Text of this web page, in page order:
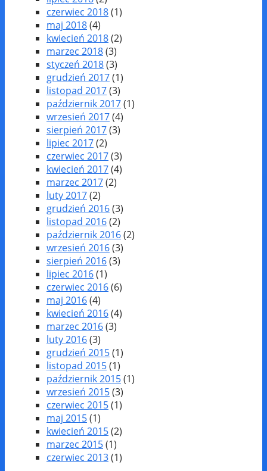
czerwiec 2018(1)
maj 2018(4)
kwiecień 2018(2)
marzec 2018(3)
styczeń 2018(3)
grudzień 2017(1)
listopad 2017(3)
październik 2017(1)
wrzesień 2017(4)
sierpień 2017(3)
lipiec 2017(2)
czerwiec 2017(3)
kwiecień 2017(4)
marzec 2017(2)
luty 2017(2)
grudzień 2016(3)
listopad 2016(2)
październik 2016(2)
wrzesień 2016(3)
sierpień 2016(3)
lipiec 2016(1)
czerwiec 2016(6)
maj 2016(4)
kwiecień 2016(4)
marzec 2016(3)
luty 2016(3)
grudzień 2015(1)
listopad 2015(1)
październik 2015(1)
wrzesień 2015(3)
czerwiec 2015(1)
maj 2015(1)
kwiecień 2015(2)
marzec 2015(1)
czerwiec 2013(1)